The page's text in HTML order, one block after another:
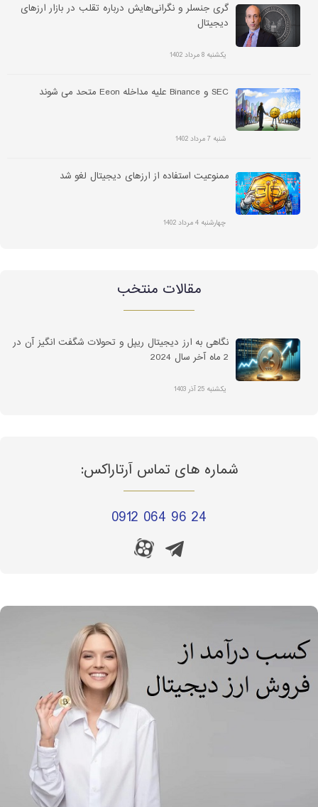
گری جنسلر و نگرانی‌هایش درباره تقلب در بازار ارزهای
دیجیتال
یکشنبه 8 مرداد 1402
SEC و Binance علیه مداخله Eeon متحد می شوند
شنبه 7 مرداد 1402
ممنوعیت استفاده از ارزهای دیجیتال لغو شد
چهارشنبه 4 مرداد 1402
مقالات منتخب
نگاهی به ارز دیجیتال ریپل و تحولات شگفت انگیز آن در
2 ماه آخر سال 2024
یکشنبه 25 آذر 1403
شماره های تماس آرتاراکس:
0912 064 96 24